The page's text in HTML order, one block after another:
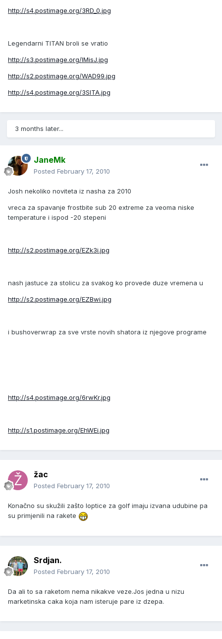
http://s4.postimage.org/3RD_0.jpg
Legendarni TITAN broli se vratio
http://s3.postimage.org/lMisJ.jpg
http://s2.postimage.org/WAD99.jpg
http://s4.postimage.org/3SlTA.jpg
3 months later...
JaneMk
Posted February 17, 2010
Josh nekoliko noviteta iz nasha za 2010
vreca za spavanje frostbite sub 20 extreme za veoma niske
temperature i ispod -20 stepeni
http://s2.postimage.org/EZk3i.jpg
nash jastuce za stolicu za svakog ko provede duze vremena u
http://s2.postimage.org/EZBwi.jpg
i bushoverwrap za sve vrste novih shatora iz njegove programe
http://s4.postimage.org/6rwKr.jpg
http://s1.postimage.org/EhWEi.jpg
žac
Posted February 17, 2010
Konačno su skužili zašto loptice za golf imaju izvana udubine pa
su primjenili na rakete
Srdjan.
Posted February 17, 2010
Da ali to sa raketom nema nikakve veze.Jos jedna u nizu
marketinska caka koja nam isteruje pare iz dzepa.